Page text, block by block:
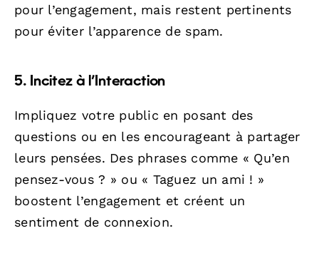
pour l’engagement, mais restent pertinents
pour éviter l’apparence de spam.
5. Incitez à l’Interaction
Impliquez votre public en posant des
questions ou en les encourageant à partager
leurs pensées. Des phrases comme « Qu’en
pensez-vous ? » ou « Taguez un ami ! »
boostent l’engagement et créent un
sentiment de connexion.